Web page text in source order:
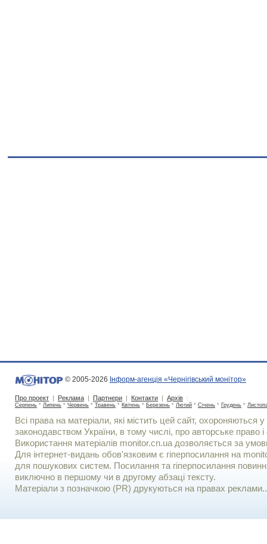
© 2005-2026 Інформ-агенція «Чернігівський монітор»
Про проект | Реклама | Партнери | Контакти | Архів :
Серпень * Липень * Червень * Травень * Квітень * Березень * Лютий * Січень * Грудень *
Всі права на матеріали, які містить цей сайт, охороняються у
законодавством України, в тому числі, про авторське право і
Використання матерiалiв monitor.cn.ua дозволяється за
Для iнтернет-видань обов'язковим є гiперпосилання на
для пошукових систем. Посилання та гіперпосилання
виключно в першому чи в другому абзаці тексту.
Матеріали з позначкою (PR) друкуються на правах реклами..